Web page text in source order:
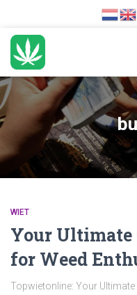
WIET
Your Ultimate
for Weed
Topwietonline: Your